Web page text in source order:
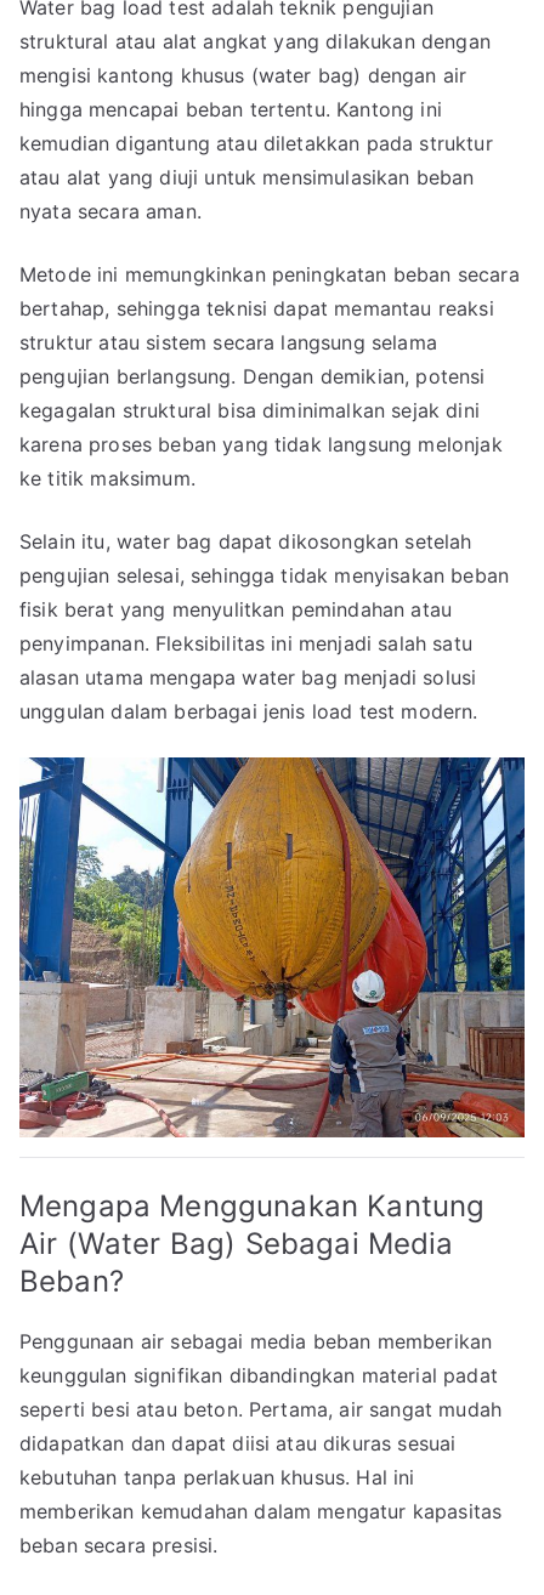
Water bag load test adalah teknik pengujian
struktural atau alat angkat yang dilakukan dengan
mengisi kantong khusus (water bag) dengan air
hingga mencapai beban tertentu. Kantong ini
kemudian digantung atau diletakkan pada struktur
atau alat yang diuji untuk mensimulasikan beban
nyata secara aman.
Metode ini memungkinkan peningkatan beban secara
bertahap, sehingga teknisi dapat memantau reaksi
struktur atau sistem secara langsung selama
pengujian berlangsung. Dengan demikian, potensi
kegagalan struktural bisa diminimalkan sejak dini
karena proses beban yang tidak langsung melonjak
ke titik maksimum.
Selain itu, water bag dapat dikosongkan setelah
pengujian selesai, sehingga tidak menyisakan beban
fisik berat yang menyulitkan pemindahan atau
penyimpanan. Fleksibilitas ini menjadi salah satu
alasan utama mengapa water bag menjadi solusi
unggulan dalam berbagai jenis load test modern.
Mengapa Menggunakan Kantung
Air (Water Bag) Sebagai Media
Beban?
Penggunaan air sebagai media beban memberikan
keunggulan signifikan dibandingkan material padat
seperti besi atau beton. Pertama, air sangat mudah
didapatkan dan dapat diisi atau dikuras sesuai
kebutuhan tanpa perlakuan khusus. Hal ini
memberikan kemudahan dalam mengatur kapasitas
beban secara presisi.